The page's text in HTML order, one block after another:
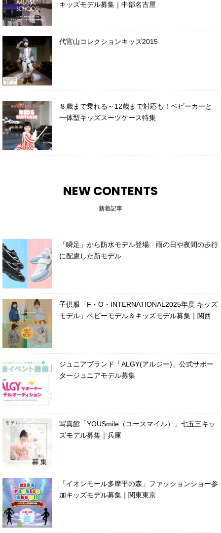
キッズモデル募集｜中部名古屋
代官山コレクションキッズ2015
８歳まで乗れる～12歳まで対応も！ベビーカーと
一体型キッズスーツケース特集
NEW CONTENTS
新着記事
「瞬足」から防水モデル登場 雨の日や夜間の歩行
に配慮した新モデル
子供服「F・O・INTERNATIONAL2025年度 キッズ
モデル」ベビーモデル＆キッズモデル募集｜関西
ジュニアブランド「ALGY(アルジー)」公式サポー
タージュニアモデル募集
写真館「YOUSmile（ユースマイル）」七五三キッ
ズモデル募集｜兵庫
「イオンモール多摩平の森」ファッションショー参
加キッズモデル募集｜関東東京